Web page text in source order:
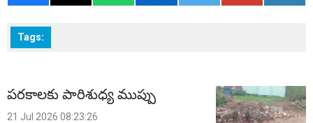
Tags:
పరకాలకు పారిశుధ్య ముప్పు
21 Jul 2026 08:23:26